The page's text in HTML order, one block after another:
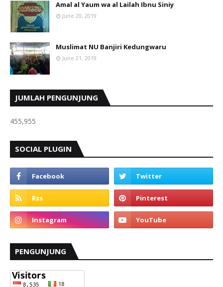
Amal al Yaum wa al Lailah Ibnu Siniy
June 20, 2019
Muslimat NU Banjiri Kedungwaru
June 21, 2019
JUMLAH PENGUNJUNG
455,955
SOCIAL PLUGIN
PENGUNJUNG